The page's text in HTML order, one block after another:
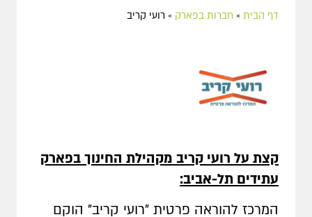
דף הבית » חברות בפארק » רועי קריב
קצת על רועי קריב מקהילת החינוך בפארק
עתידים תל-אביב:
המרכז להוראה פרטית "רועי קריב" הוקם